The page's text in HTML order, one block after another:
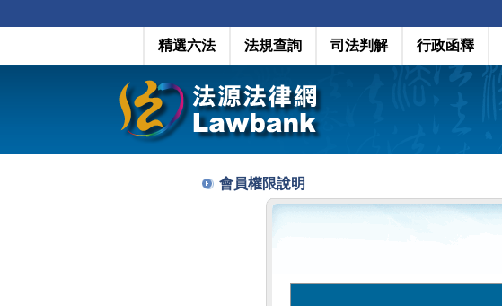
精選六法 法規查詢 司法判解 行政函釋
會員權限說明